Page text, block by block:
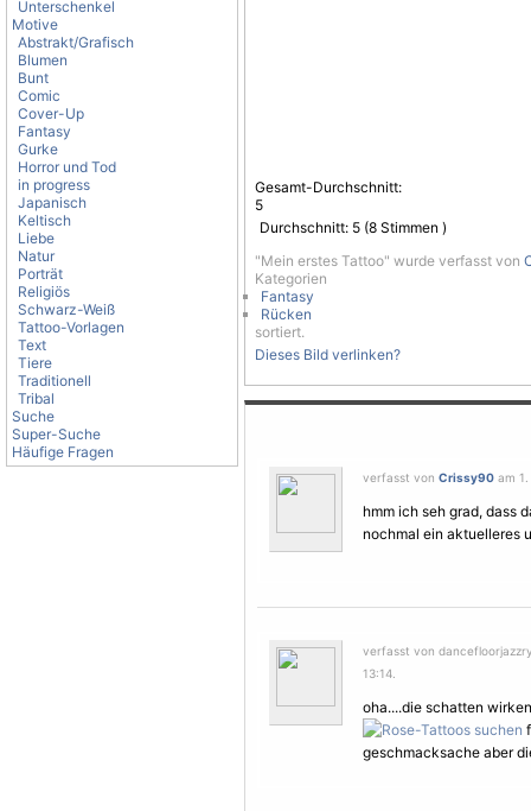
Unterschenkel
Motive
Abstrakt/Grafisch
Blumen
Bunt
Comic
Cover-Up
Fantasy
Gurke
Horror und Tod
in progress
Japanisch
Keltisch
Liebe
Natur
Porträt
Religiös
Schwarz-Weiß
Tattoo-Vorlagen
Text
Tiere
Traditionell
Tribal
Suche
Super-Suche
Häufige Fragen
Gesamt-Durchschnitt:
5
Durchschnitt: 5 (8 Stimmen )
"Mein erstes Tattoo" wurde verfasst von
Kategorien
Fantasy
Rücken
sortiert.
Dieses Bild verlinken?
verfasst von Crissy90 am
hmm ich seh grad, dass
nochmal ein aktuelleres
verfasst von
13:14.
oha....die schatten
geschmacksache aber